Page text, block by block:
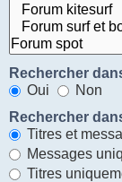
Rechercher
Oui
Non
Rechercher
Titres et
Messages
Titres